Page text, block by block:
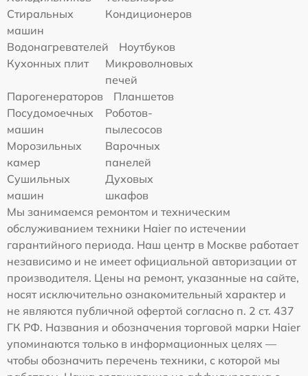
Стиральных
машин
Кондиционеров
Водонагревателей
Ноутбуков
Кухонных плит
Микроволновых
печей
Парогенераторов
Планшетов
Посудомоечных
машин
Роботов-
пылесосов
Морозильных
камер
Варочных
панелей
Сушильных
машин
Духовых
шкафов
Мы занимаемся ремонтом и техническим
обслуживанием техники Haier по истечении
гарантийного периода. Наш центр в Москве работает
независимо и не имеет официальной авторизации от
производителя. Цены на ремонт, указанные на сайте,
носят исключительно ознакомительный характер и
не являются публичной офертой согласно п. 2 ст. 437
ГК РФ. Названия и обозначения торговой марки Haier
упоминаются только в информационных целях —
чтобы обозначить перечень техники, с которой мы